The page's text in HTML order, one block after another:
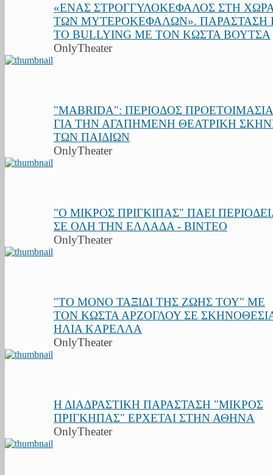
«ΕΝΑΣ ΣΤΡΟΓΓΥΛΟΚΕΦΑΛΟΣ ΣΤΗ
ΤΩΝ ΜΥΤΕΡΟΚΕΦΑΛΩΝ». ΠΑΡΑΣΤΑΣΗ
ΤΟ BULLYING ΜΕ ΤΟΝ ΚΩΣΤΑ ΒΟΥΤΣΑ
OnlyTheater
"MABRIDA": ΠΕΡΙΟΔΟΣ
ΓΙΑ ΤΗΝ ΑΓΑΠΗΜΕΝΗ ΘΕΑΤΡΙΚΗ
ΤΩΝ ΠΑΙΔΙΩΝ
OnlyTheater
"Ο ΜΙΚΡΟΣ ΠΡΙΓΚΙΠΑΣ" ΠΑΕΙ
ΣΕ ΟΛΗ ΤΗΝ ΕΛΛΑΔΑ - BINTEO
OnlyTheater
"ΤΟ ΜΟΝΟ ΤΑΞΙΔΙ ΤΗΣ ΖΩΗΣ ΤΟΥ" ΜΕ
ΤΟΝ ΚΩΣΤΑ ΑΡΖΟΓΛΟΥ ΣΕ
ΗΛΙΑ ΚΑΡΕΛΛΑ
OnlyTheater
Η ΔΙΑΔΡΑΣΤΙΚΗ ΠΑΡΑΣΤΑΣΗ "ΜΙΚΡΟΣ
ΠΡΙΓΚΗΠΑΣ" ΕΡΧΕΤΑΙ ΣΤΗΝ ΑΘΗΝΑ
OnlyTheater